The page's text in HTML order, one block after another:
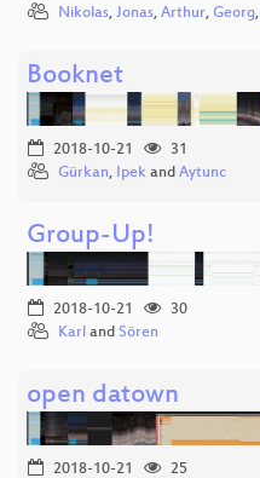
Nikolas, Jonas, Arthur, Georg,
Booknet
2018-10-21
31
Gürkan, Ipek and Aytunc
Group-Up!
2018-10-21
30
Karl and Sören
open datown
2018-10-21 25